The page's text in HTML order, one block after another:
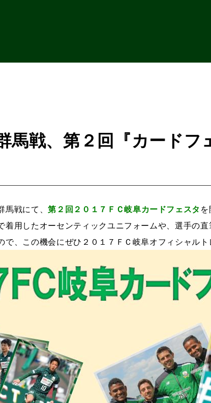
馬戦、第２回『カードフ
馬戦にて、第２回２０１７ＦＣ岐阜カードフェスタ を
着用したオーセンティックユニフォームや、選手の
で、この機会にぜひ２０１７ＦＣ岐阜オフィシャルト